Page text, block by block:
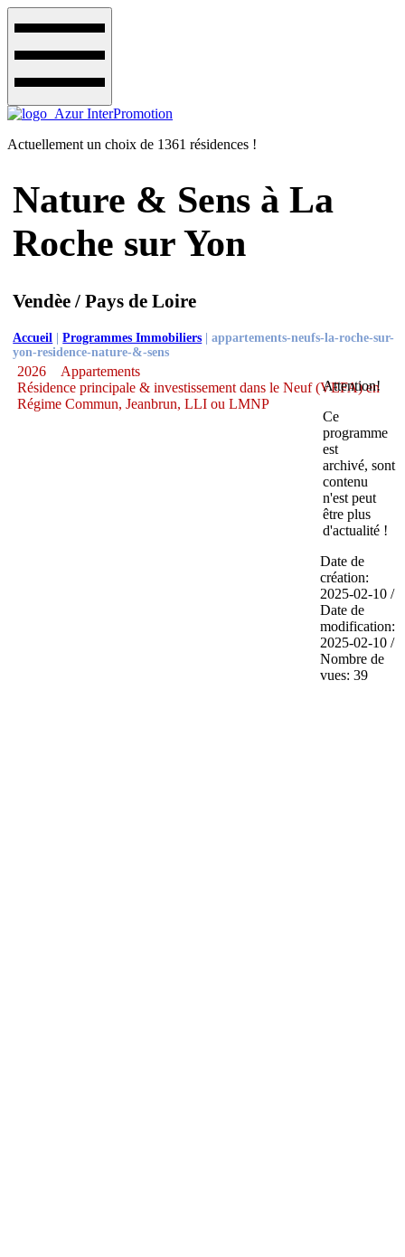
Actuellement un choix de 1361 résidences !
Nature & Sens à La
Roche sur Yon
Vendèe / Pays de Loire
Accueil |Programmes Immobiliers |appartements-neufs-la-roche-sur-
yon-residence-nature-&-sens
2026
Appartements
Résidence principale & investissement dans le Neuf (VEFA) en
Régime Commun, Jeanbrun, LLI ou LMNP
Attention!
Ce
programme
est
archivé, sont
contenu
n'est peut
être plus
d'actualité !
Date de
création:
2025-02-10 /
Date de
modification:
2025-02-10 /
Nombre de
vues: 39